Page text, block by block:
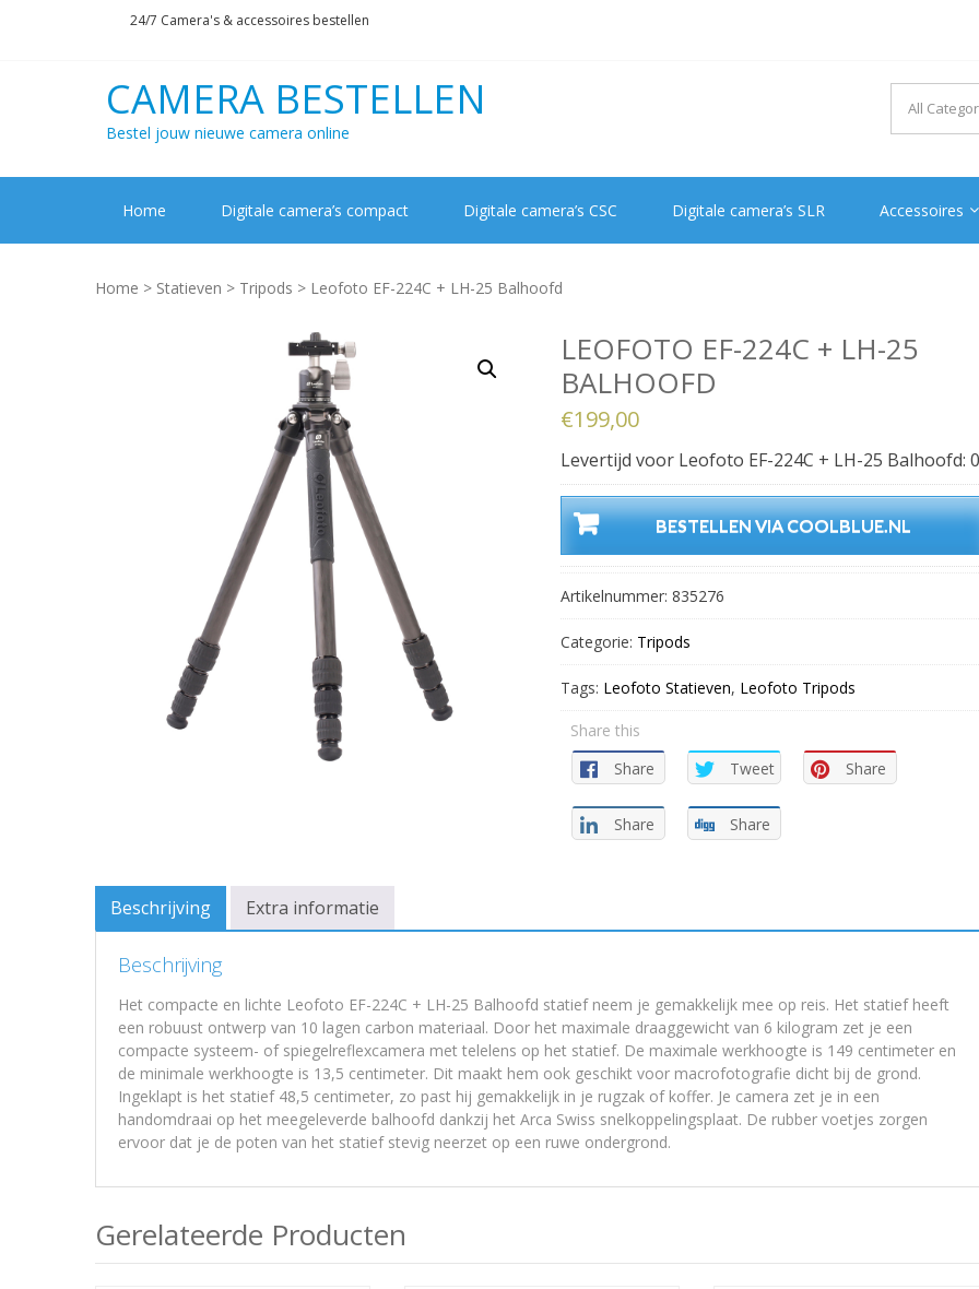
24/7 Camera's & accessoires bestellen
CAMERA BESTELLEN
Bestel jouw nieuwe camera online
Home Digitale camera’s compact Digitale camera’s CSC Digitale camera’s SLR Accessoires
Home > Statieven > Tripods > Leofoto EF-224C + LH-25 Balhoofd
LEOFOTO EF-224C + LH-25
BALHOOFD
€199,00
Levertijd voor Leofoto EF-224C + LH-25 Balhoofd: 0
BESTELLEN VIA COOLBLUE.NL
Artikelnummer: 835276
Categorie: Tripods
Tags: Leofoto Statieven, Leofoto Tripods
Share this
Share
Tweet Share
Share Share
Beschrijving Extra informatie
Beschrijving
Het compacte en lichte Leofoto EF-224C + LH-25 Balhoofd statief neem je gemakkelijk mee op reis. Het statief heeft
een robuust ontwerp van 10 lagen carbon materiaal. Door het maximale draaggewicht van 6 kilogram zet je een
compacte systeem- of spiegelreflexcamera met telelens op het statief. De maximale werkhoogte is 149 centimeter en
de minimale werkhoogte is 13,5 centimeter. Dit maakt hem ook geschikt voor macrofotografie dicht bij de grond.
Ingeklapt is het statief 48,5 centimeter, zo past hij gemakkelijk in je rugzak of koffer. Je camera zet je in een
handomdraai op het meegeleverde balhoofd dankzij het Arca Swiss snelkoppelingsplaat. De rubber voetjes zorgen
ervoor dat je de poten van het statief stevig neerzet op een ruwe ondergrond.
Gerelateerde Producten